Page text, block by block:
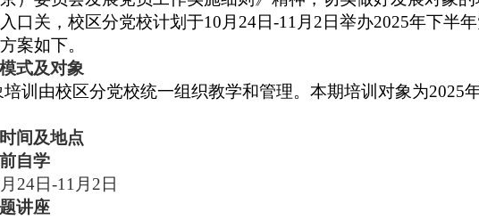
口关，校区分党校计划于10月24日-11月2日举办2025年下半
案如下。
式及对象
培训由校区分党校统一组织教学和管理。本期培训对象为2025
间及地点
自学
24日-11月2日
讲座